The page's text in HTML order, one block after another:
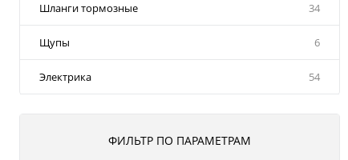
Шланги тормозные 34
Щупы 6
Электрика 54
ФИЛЬТР ПО ПАРАМЕТРАМ